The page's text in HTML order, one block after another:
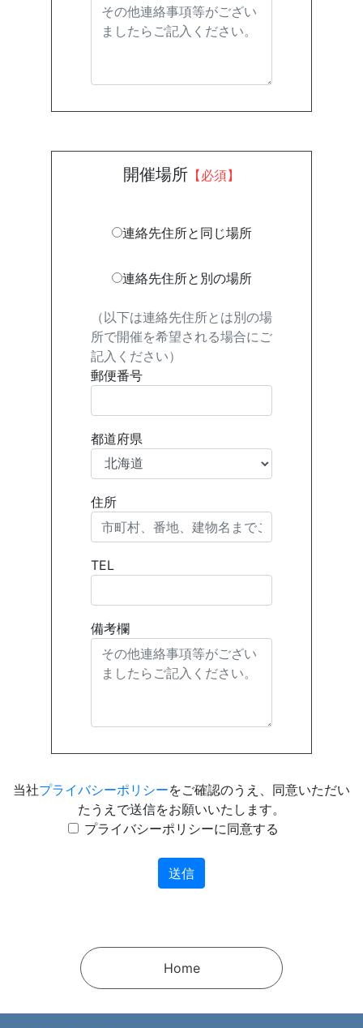
開催場所 【必須】
連絡先住所と同じ場所
連絡先住所と別の場所
（以下は連絡先住所とは別の場
所で開催を希望される場合にご
記入ください）
郵便番号
都道府県
住所
TEL
備考欄
当社プライバシーポリシーをご確認のうえ、同意いただい
たうえで送信をお願いいたします。
プライバシーポリシーに同意する
Home